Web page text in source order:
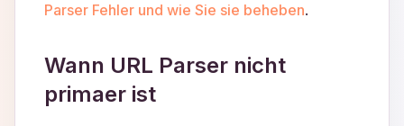
Parser Fehler und wie Sie sie beheben.
Wann URL Parser nicht
primaer ist